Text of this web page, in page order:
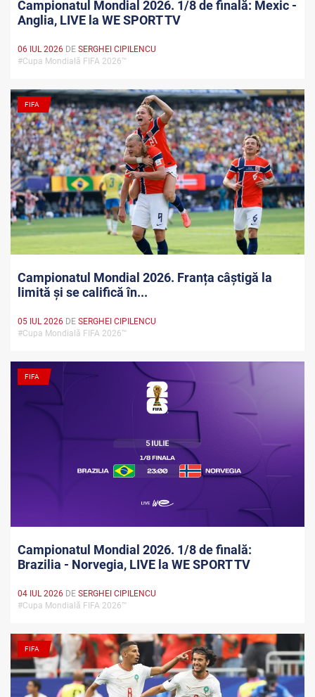
Campionatul Mondial 2026. 1/8 de finală: Mexic -
Anglia, LIVE la WE SPORT TV
06 IUL 2026 DE SERGHEI CIPILENCU
#Cupa Mondială FIFA 2026™
FIFA
Campionatul Mondial 2026. Franța câștigă la
limită și se califică în...
05 IUL 2026 DE SERGHEI CIPILENCU
#Cupa Mondială FIFA 2026™
FIFA
Campionatul Mondial 2026. 1/8 de finală:
Brazilia - Norvegia, LIVE la WE SPORT TV
04 IUL 2026 DE SERGHEI CIPILENCU
#Cupa Mondială FIFA 2026™
FIFA